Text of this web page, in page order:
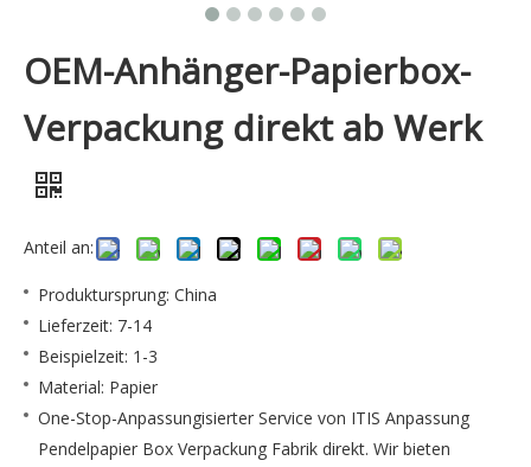
OEM-Anhänger-Papierbox-
Verpackung direkt ab Werk
Anteil an:
Produktursprung: China
Lieferzeit: 7-14
Beispielzeit: 1-3
Material: Papier
One-Stop-Anpassungisierter Service von ITIS Anpassung
Pendelpapier Box Verpackung Fabrik direkt. Wir bieten